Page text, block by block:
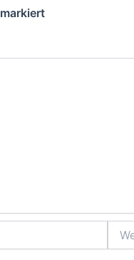
markiert